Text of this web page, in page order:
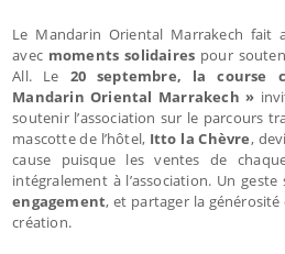
Le Mandarin Oriental Marrakech fait
avec moments solidaires pour
All. Le 20 septembre, la course
Mandarin Oriental Marrakech »
soutenir l’association sur le parcours
mascotte de l’hôtel, Itto la Chèvre,
cause puisque les ventes de
intégralement à l’association. Un
engagement, et partager la
création.